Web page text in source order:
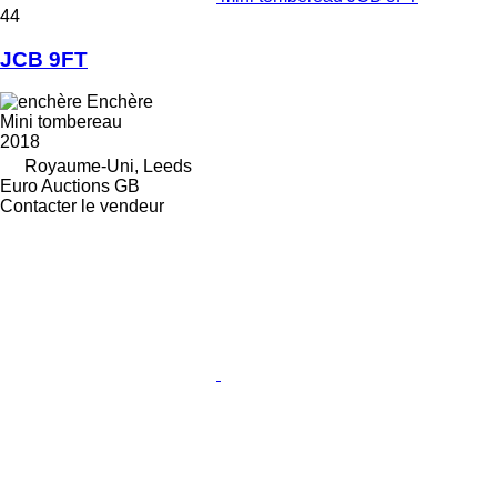
44
JCB 9FT
Enchère
Mini tombereau
2018
Royaume-Uni, Leeds
Euro Auctions GB
Contacter le vendeur